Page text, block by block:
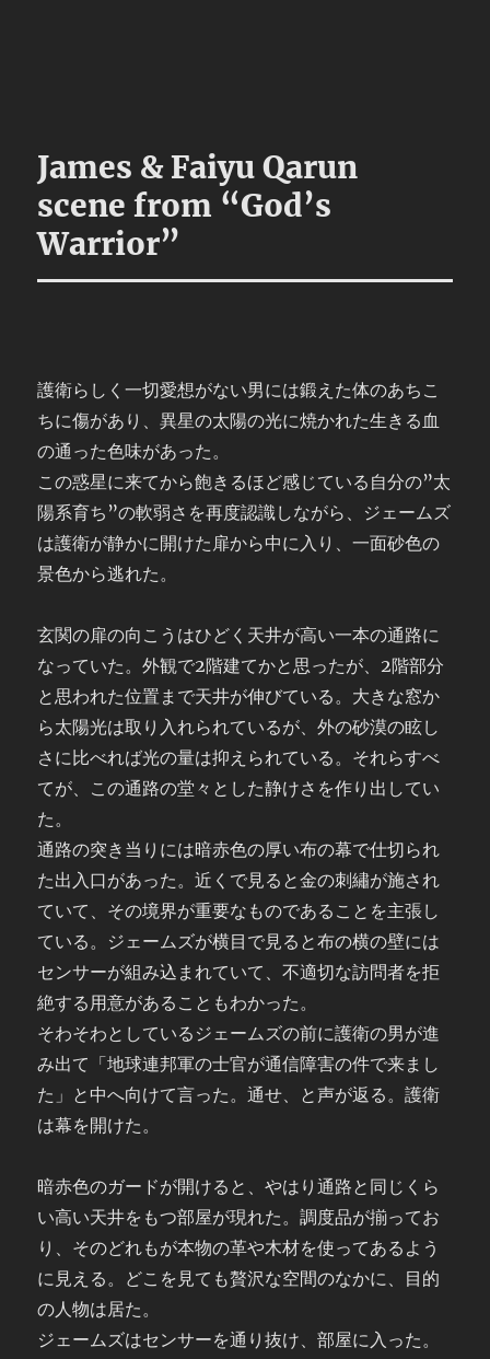
James & Faiyu Qarun
scene from “God’s
Warrior”
護衛らしく一切愛想がない男には鍛えた体のあちこ
ちに傷があり、異星の太陽の光に焼かれた生きる血
の通った色味があった。
この惑星に来てから飽きるほど感じている自分の”太
陽系育ち”の軟弱さを再度認識しながら、ジェームズ
は護衛が静かに開けた扉から中に入り、一面砂色の
景色から逃れた。
玄関の扉の向こうはひどく天井が高い一本の通路に
なっていた。外観で2階建てかと思ったが、2階部分
と思われた位置まで天井が伸びている。大きな窓か
ら太陽光は取り入れられているが、外の砂漠の眩し
さに比べれば光の量は抑えられている。それらすべ
てが、この通路の堂々とした静けさを作り出してい
た。
通路の突き当りには暗赤色の厚い布の幕で仕切られ
た出入口があった。近くで見ると金の刺繡が施され
ていて、その境界が重要なものであることを主張し
ている。ジェームズが横目で見ると布の横の壁には
センサーが組み込まれていて、不適切な訪問者を拒
絶する用意があることもわかった。
そわそわとしているジェームズの前に護衛の男が進
み出て「地球連邦軍の士官が通信障害の件で来まし
た」と中へ向けて言った。通せ、と声が返る。護衛
は幕を開けた。
暗赤色のガードが開けると、やはり通路と同じくら
い高い天井をもつ部屋が現れた。調度品が揃ってお
り、そのどれもが本物の革や木材を使ってあるよう
に見える。どこを見ても贅沢な空間のなかに、目的
の人物は居た。
ジェームズはセンサーを通り抜け、部屋に入った。